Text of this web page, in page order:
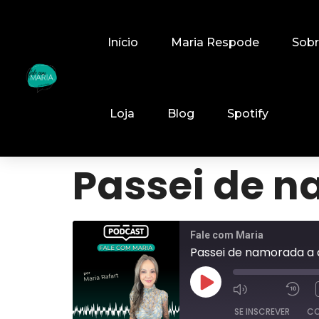
Início Maria Respode
Loja Blog Spotify
Passei de
Fale com Maria
Passei de namorada
SE INSCREVER